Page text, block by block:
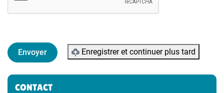
Enregistrer et continuer plus tard
Informations complémentaires
CONTACT